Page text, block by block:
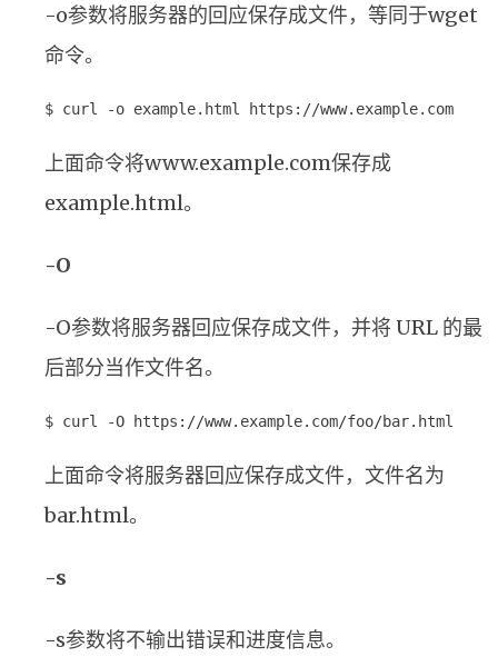
-o参数将服务器的回应保存成文件，等同于wget
命令。
$ curl -o example.html https://www.example.com
上面命令将www.example.com保存成
example.html。
-O
-O参数将服务器回应保存成文件，并将 URL 的最
后部分当作文件名。
$ curl -O https://www.example.com/foo/bar.html
上面命令将服务器回应保存成文件，文件名为
bar.html。
-s
-s参数将不输出错误和进度信息。